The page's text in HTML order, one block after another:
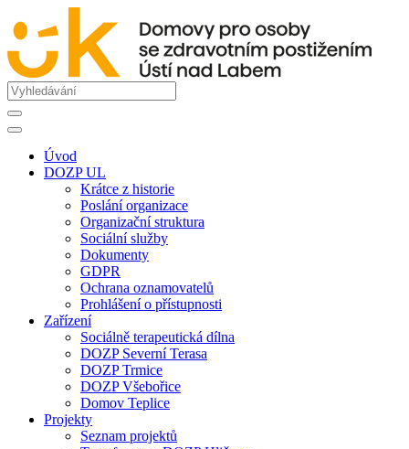
Úvod
DOZP UL
Krátce z historie
Poslání organizace
Organizační struktura
Sociální služby
Dokumenty
GDPR
Ochrana oznamovatelů
Prohlášení o přístupnosti
Zařízení
Sociálně terapeutická dílna
DOZP Severní Terasa
DOZP Trmice
DOZP Všebořice
Domov Teplice
Projekty
Seznam projektů